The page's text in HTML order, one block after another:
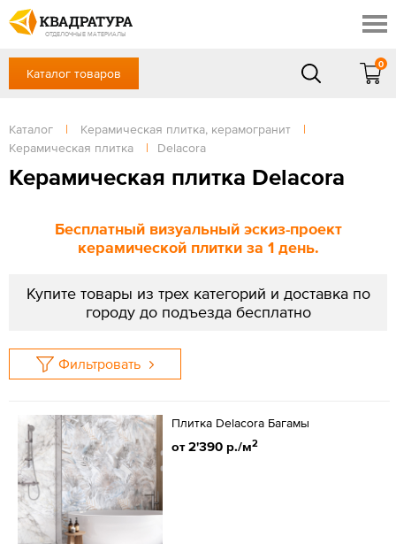
ОТДЕЛОЧНЫЕ МАТЕРИАЛЫ
Профи
Контакты
Доставка и оплата
Выставочный зал
Готовые решения
+7 (861) 217-94-70
Сб, Вс — выходной
ЗАКАЗАТЬ ЗВОНОК
Каталог товаров
0
Каталог | Керамическая плитка, керамогранит
|
Керамическая плитка
| Delacora
Керамическая плитка Delacora
Бесплатный визуальный эскиз-проект
керамической плитки за 1 день.
Купите товары из трех категорий и доставка по
городу до подъезда бесплатно
Фильтровать
Плитка Delacora Багамы
от 2'390 р./м2